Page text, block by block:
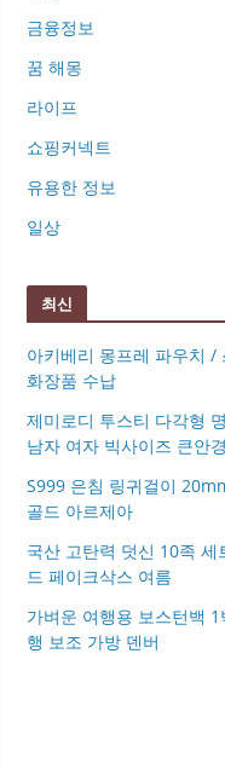
금융정보
꿈 해몽
라이프
쇼핑커넥트
유용한 정보
일상
최신
아키베리 몽프레 파우치 /
화장품 수납
제미로디 투스티 다각형
남자 여자 빅사이즈 큰안
S999 은침 링귀걸이
골드 아르제아
국산 고탄력 덧신 10족
드 페이크삭스 여름
가벼운 여행용 보스턴백
행 보조 가방 덴버
아키베리 몽프레 파우치